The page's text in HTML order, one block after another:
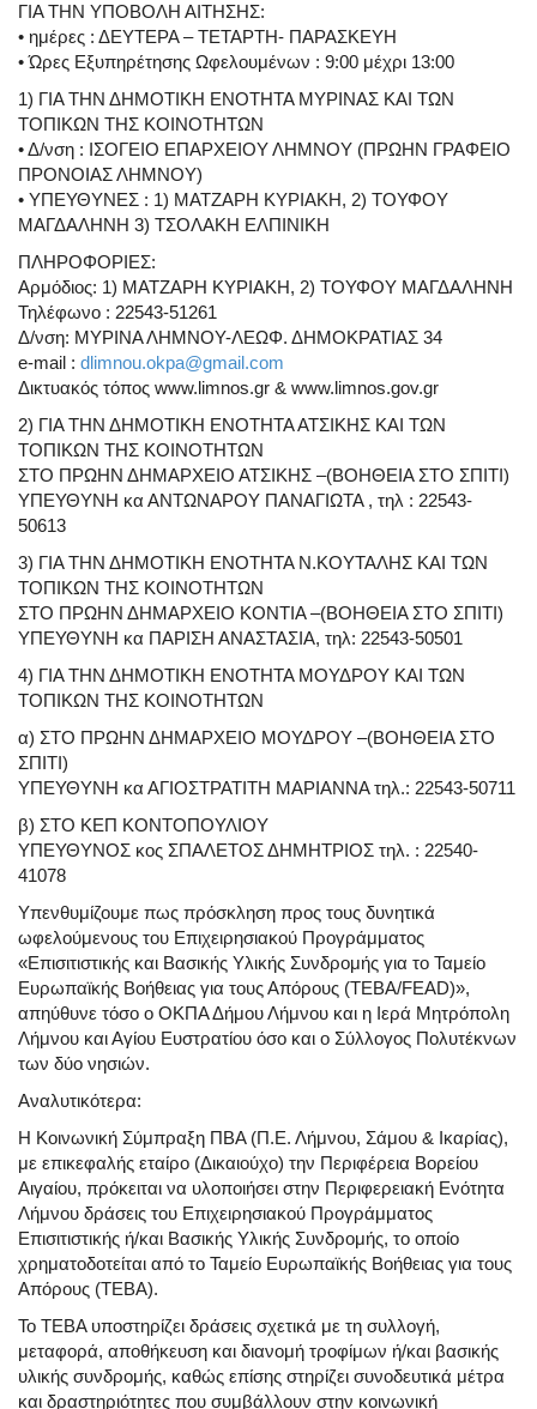
ΓΙΑ ΤΗΝ ΥΠΟΒΟΛΗ ΑΙΤΗΣΗΣ:
• ημέρες : ΔΕΥΤΕΡΑ – ΤΕΤΑΡΤΗ- ΠΑΡΑΣΚΕΥΗ
• Ώρες Εξυπηρέτησης Ωφελουμένων : 9:00 μέχρι 13:00
1) ΓΙΑ ΤΗΝ ΔΗΜΟΤΙΚΗ ΕΝΟΤΗΤΑ ΜΥΡΙΝΑΣ ΚΑΙ ΤΩΝ
ΤΟΠΙΚΩΝ ΤΗΣ ΚΟΙΝΟΤΗΤΩΝ
• Δ/νση : ΙΣΟΓΕΙΟ ΕΠΑΡΧΕΙΟΥ ΛΗΜΝΟΥ (ΠΡΩΗΝ ΓΡΑΦΕΙΟ
ΠΡΟΝΟΙΑΣ ΛΗΜΝΟΥ)
• ΥΠΕΥΘΥΝΕΣ : 1) ΜΑΤΖΑΡΗ ΚΥΡΙΑΚΗ, 2) ΤΟΥΦΟΥ
ΜΑΓΔΑΛΗΝΗ 3) ΤΣΟΛΑΚΗ ΕΛΠΙΝΙΚΗ
ΠΛΗΡΟΦΟΡΙΕΣ:
Αρμόδιος: 1) ΜΑΤΖΑΡΗ ΚΥΡΙΑΚΗ, 2) ΤΟΥΦΟΥ ΜΑΓΔΑΛΗΝΗ
Τηλέφωνο : 22543-51261
Δ/νση: ΜΥΡΙΝΑ ΛΗΜΝΟΥ-ΛΕΩΦ. ΔΗΜΟΚΡΑΤΙΑΣ 34
e-mail : dlimnou.okpa@gmail.com
Δικτυακός τόπος www.limnos.gr & www.limnos.gov.gr
2) ΓΙΑ ΤΗΝ ΔΗΜΟΤΙΚΗ ΕΝΟΤΗΤΑ ΑΤΣΙΚΗΣ ΚΑΙ ΤΩΝ
ΤΟΠΙΚΩΝ ΤΗΣ ΚΟΙΝΟΤΗΤΩΝ
ΣΤΟ ΠΡΩΗΝ ΔΗΜΑΡΧΕΙΟ ΑΤΣΙΚΗΣ –(ΒΟΗΘΕΙΑ ΣΤΟ ΣΠΙΤΙ)
ΥΠΕΥΘΥΝΗ κα ΑΝΤΩΝΑΡΟΥ ΠΑΝΑΓΙΩΤΑ , τηλ : 22543-
50613
3) ΓΙΑ ΤΗΝ ΔΗΜΟΤΙΚΗ ΕΝΟΤΗΤΑ Ν.ΚΟΥΤΑΛΗΣ ΚΑΙ ΤΩΝ
ΤΟΠΙΚΩΝ ΤΗΣ ΚΟΙΝΟΤΗΤΩΝ
ΣΤΟ ΠΡΩΗΝ ΔΗΜΑΡΧΕΙΟ ΚΟΝΤΙΑ –(ΒΟΗΘΕΙΑ ΣΤΟ ΣΠΙΤΙ)
ΥΠΕΥΘΥΝΗ κα ΠΑΡΙΣΗ ΑΝΑΣΤΑΣΙΑ, τηλ: 22543-50501
4) ΓΙΑ ΤΗΝ ΔΗΜΟΤΙΚΗ ΕΝΟΤΗΤΑ ΜΟΥΔΡΟΥ ΚΑΙ ΤΩΝ
ΤΟΠΙΚΩΝ ΤΗΣ ΚΟΙΝΟΤΗΤΩΝ
α) ΣΤΟ ΠΡΩΗΝ ΔΗΜΑΡΧΕΙΟ ΜΟΥΔΡΟΥ –(ΒΟΗΘΕΙΑ ΣΤΟ
ΣΠΙΤΙ)
ΥΠΕΥΘΥΝΗ κα ΑΓΙΟΣΤΡΑΤΙΤΗ ΜΑΡΙΑΝΝΑ τηλ.: 22543-50711
β) ΣΤΟ ΚΕΠ ΚΟΝΤΟΠΟΥΛΙΟΥ
ΥΠΕΥΘΥΝΟΣ κος ΣΠΑΛΕΤΟΣ ΔΗΜΗΤΡΙΟΣ τηλ. : 22540-
41078
Υπενθυμίζουμε πως πρόσκληση προς τους δυνητικά
ωφελούμενους του Επιχειρησιακού Προγράμματος
«Επισιτιστικής και Βασικής Υλικής Συνδρομής για το Ταμείο
Ευρωπαϊκής Βοήθειας για τους Απόρους (ΤΕΒΑ/FEAD)»,
απηύθυνε τόσο ο ΟΚΠΑ Δήμου Λήμνου και η Ιερά Μητρόπολη
Λήμνου και Αγίου Ευστρατίου όσο και ο Σύλλογος Πολυτέκνων
των δύο νησιών.
Αναλυτικότερα:
Η Κοινωνική Σύμπραξη ΠΒΑ (Π.Ε. Λήμνου, Σάμου & Ικαρίας),
με επικεφαλής εταίρο (Δικαιούχο) την Περιφέρεια Βορείου
Αιγαίου, πρόκειται να υλοποιήσει στην Περιφερειακή Ενότητα
Λήμνου δράσεις του Επιχειρησιακού Προγράμματος
Επισιτιστικής ή/και Βασικής Υλικής Συνδρομής, το οποίο
χρηματοδοτείται από το Ταμείο Ευρωπαϊκής Βοήθειας για τους
Απόρους (ΤΕΒΑ).
Το ΤΕΒΑ υποστηρίζει δράσεις σχετικά με τη συλλογή,
μεταφορά, αποθήκευση και διανομή τροφίμων ή/και βασικής
υλικής συνδρομής, καθώς επίσης στηρίζει συνοδευτικά μέτρα
και δραστηριότητες που συμβάλλουν στην κοινωνική